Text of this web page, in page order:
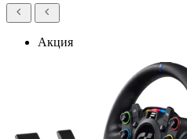
Акция